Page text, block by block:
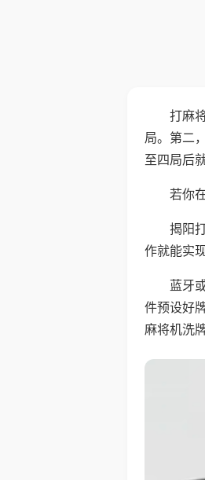
打麻
局。第二
至四局后
若你
揭阳
作就能实
蓝牙
件预设好
麻将机洗